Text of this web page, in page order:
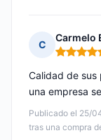
C
Carmelo
Nota: 5
Publicado el 25/
tras una compra
Calidad de
una empresa